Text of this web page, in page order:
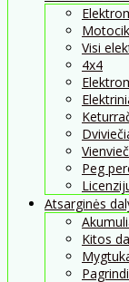
Visi
4x4
Peg
Atsarginės
Kitos